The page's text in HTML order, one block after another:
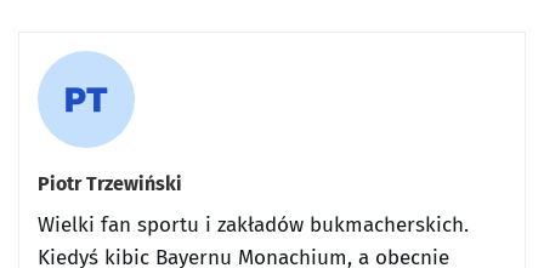
Piotr Trzewiński
Wielki fan sportu i zakładów bukmacherskich.
Kiedyś kibic Bayernu Monachium, a obecnie